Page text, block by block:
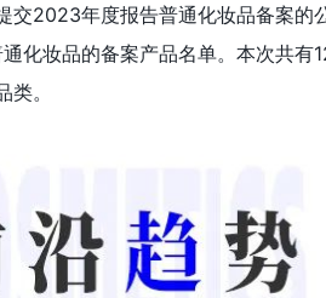
交2023年度报告普通化妆品备案
化妆品的备案产品名单。本次共有
。